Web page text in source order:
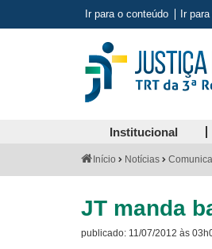
Ir para o conteúdo Ir
Institucional
VocêInício Notícias
JT manda
publicado: 11/07/2012 às